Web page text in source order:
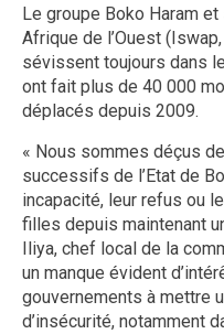
Le groupe Boko Haram
Afrique de l’Ouest
sévissent toujours dans
ont fait plus de 40 000
déplacés depuis 2009.
« Nous sommes déçus
successifs de l’Etat de
incapacité, leur refus ou
filles depuis maintenant
Iliya, chef local de la
un manque évident
gouvernements à mettre
d’insécurité, notamment